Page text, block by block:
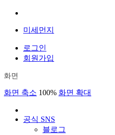
미세먼지
로그인
회원가입
화면
화면 축소 100% 화면 확대
공식 SNS
블로그